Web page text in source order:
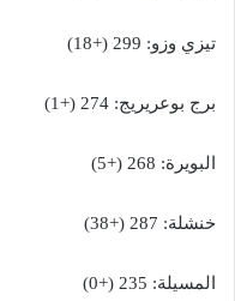
تيزي وزو: 299 (+18)
برج بوعريريج: 274 (+1)
البويرة: 268 (+5)
خنشلة: 287 (+38)
المسيلة: 235 (+0)